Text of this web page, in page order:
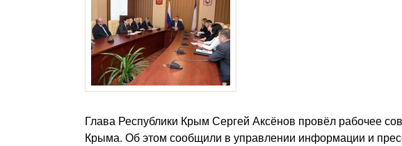
Глава Республики Крым Сергей Аксёнов провёл рабочее
Крыма. Об этом сообщили в управлении информации и